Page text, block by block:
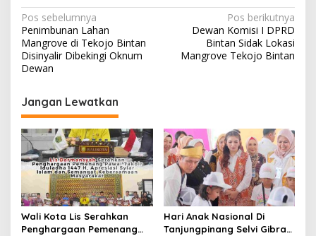
N
a
v
i
g
a
s
i
p
o
s
Pos sebelumnya
Penimbunan Lahan
Mangrove di Tekojo Bintan
Disinyalir Dibekingi Oknum
Dewan
Pos berikutnya
Dewan Komisi I DPRD
Bintan Sidak Lokasi
Mangrove Tekojo Bintan
Jangan Lewatkan
Wali Kota Lis Serahkan
Penghargaan Pemenang
Hari Anak Nasional Di
Tanjungpinang Selvi Gibran